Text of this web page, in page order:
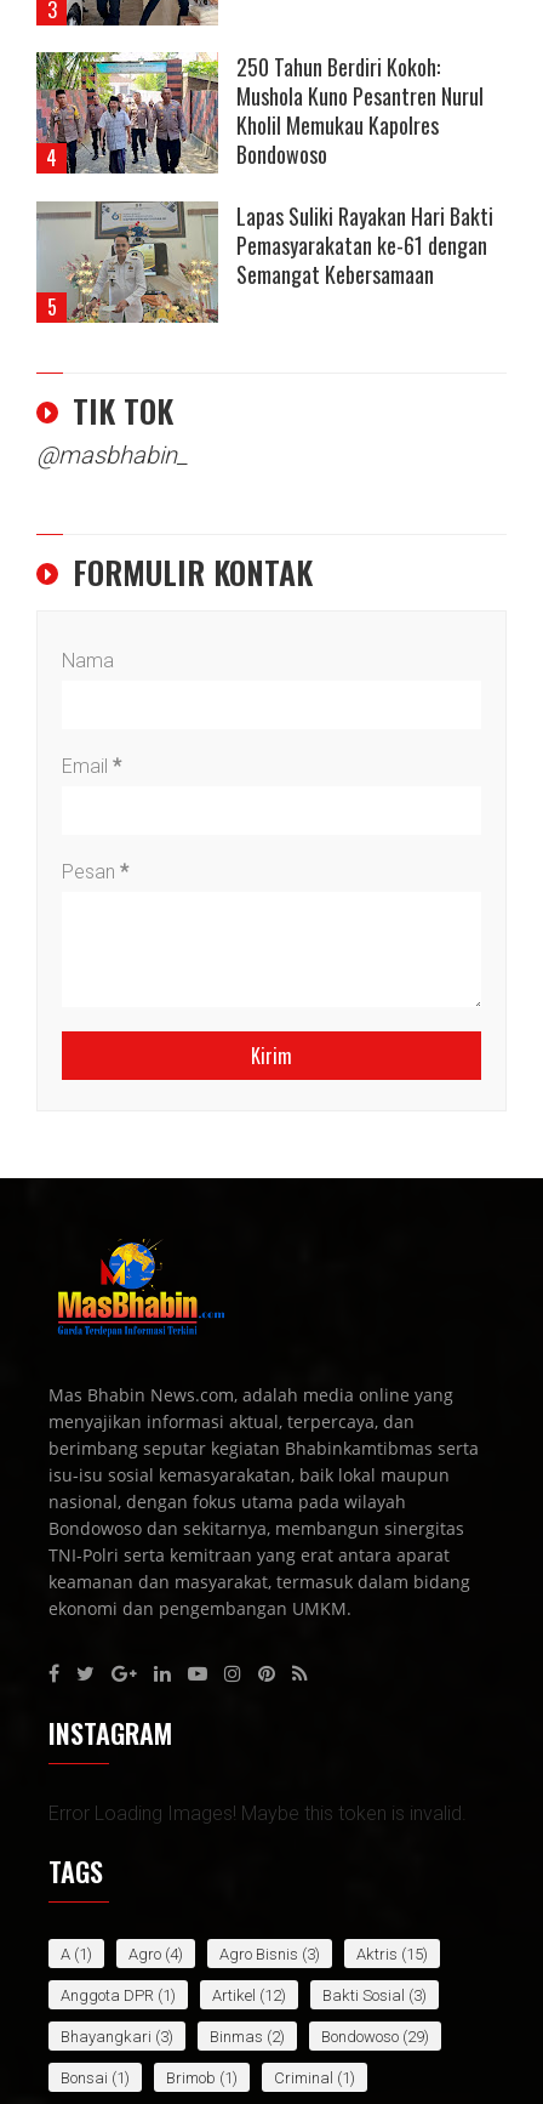
250 Tahun Berdiri Kokoh:
Mushola Kuno Pesantren Nurul
Kholil Memukau Kapolres
Bondowoso
Lapas Suliki Rayakan Hari Bakti
Pemasyarakatan ke-61 dengan
Semangat Kebersamaan
TIK TOK
@masbhabin_
FORMULIR KONTAK
Nama
Email *
Pesan *
Mas Bhabin News.com, adalah media online yang
menyajikan informasi aktual, terpercaya, dan
berimbang seputar kegiatan Bhabinkamtibmas serta
isu-isu sosial kemasyarakatan, baik lokal maupun
nasional, dengan fokus utama pada wilayah
Bondowoso dan sekitarnya, membangun sinergitas
TNI-Polri serta kemitraan yang erat antara aparat
keamanan dan masyarakat, termasuk dalam bidang
ekonomi dan pengembangan UMKM.
INSTAGRAM
Error Loading Images! Maybe this token is invalid.
TAGS
A (1) Agro (4) Agro Bisnis (3) Aktris (15)
Anggota DPR (1) Artikel (12) Bakti Sosial (3)
Bhayangkari (3) Binmas (2) Bondowoso (29)
Bonsai (1) Brimob (1) Criminal (1)